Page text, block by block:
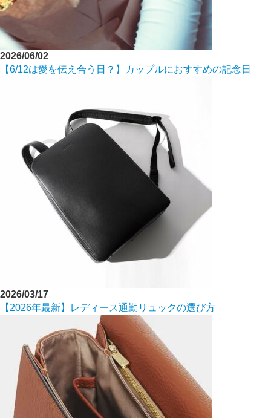
2026/06/02
【6/12は愛を伝え合う日？】カップルにおすすめの記念日
2026/03/17
【2026年最新】レディース通勤リュックの選び方